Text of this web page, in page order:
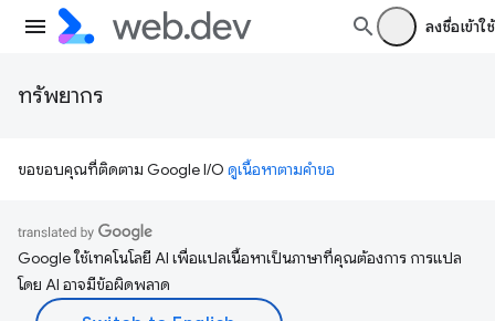
ลงชื่อเข้าใช้
ทรัพยากร
ขอขอบคุณที่ติดตาม Google I/O ดูเนื้อหาตามคำขอ
Google ใช้เทคโนโลยี AI เพื่อแปลเนื้อหาเป็นภาษาที่คุณต้องการ การแปล
โดย AI อาจมีข้อผิดพลาด